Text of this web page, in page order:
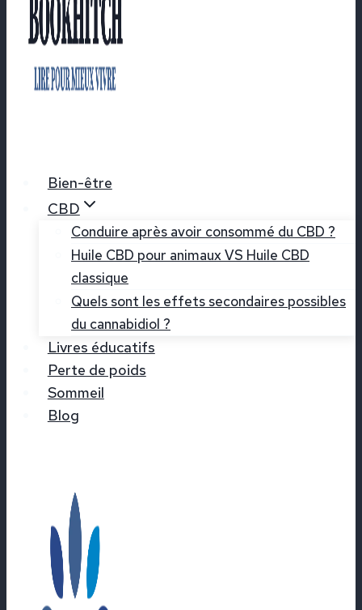
Bien-être
CBD
Conduire après avoir consommé du CBD ?
Huile CBD pour animaux VS Huile CBD
classique
Quels sont les effets secondaires possibles
du cannabidiol ?
Livres éducatifs
Perte de poids
Sommeil
Blog